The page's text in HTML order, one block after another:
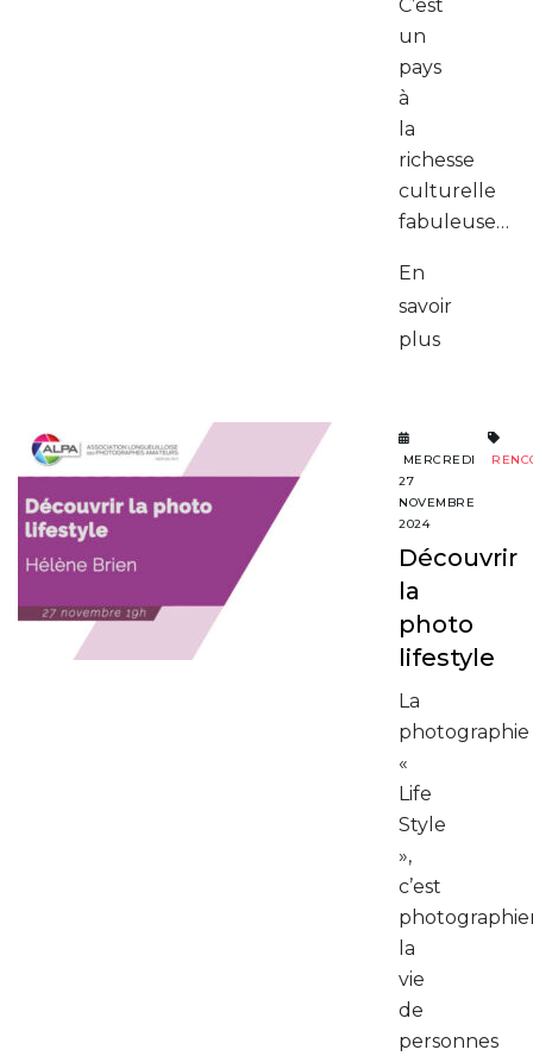
C’est
un
pays
à
la
richesse
culturelle
fabuleuse…
En
savoir
plus
MERCREDI
27
NOVEMBRE
2024
Découvrir
la
photo
lifestyle
La
photographie
«
Life
Style
»,
c’est
la
vie
de
personnes